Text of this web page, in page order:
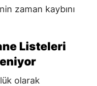
zaman kaybını
Listeleri
olarak